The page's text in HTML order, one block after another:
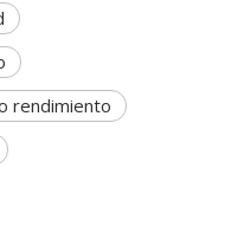
rendimiento